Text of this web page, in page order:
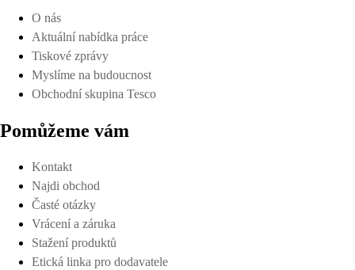
O nás
Aktuální nabídka práce
Tiskové zprávy
Myslíme na budoucnost
Obchodní skupina Tesco
Pomůžeme vám
Kontakt
Najdi obchod
Časté otázky
Vrácení a záruka
Stažení produktů
Etická linka pro dodavatele